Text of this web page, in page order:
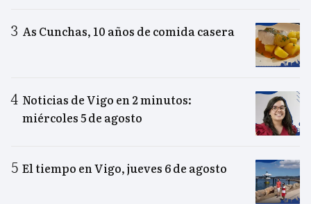
As Cunchas, 10 años de comida casera
Noticias de Vigo en 2 minutos:
miércoles 5 de agosto
El tiempo en Vigo, jueves 6 de agosto